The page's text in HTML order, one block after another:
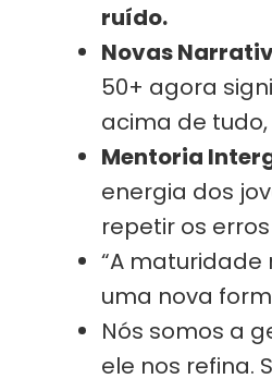
ruído.
Novas
50+ agora
acima de tudo,
Mentoria
energia dos
repetir os
“A
uma nova
Nós somos a
ele nos refina.